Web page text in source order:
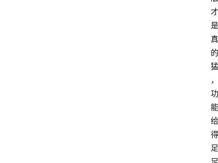
才
是
真
的
猛
，
功
能
给
得
足